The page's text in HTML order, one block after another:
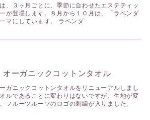
、３ヶ月ごとに、季節に合わせたエステティッ
が登場します。８月から１０月は、「ラベンダ
マにしています。 ラベンダ
オーガニックコットンタオル
ガニックコットンタオルをリニューアルしまし
ルであることに変わりはないですが、生地が変
フルーツルーツのロゴの刺繍が入りました。